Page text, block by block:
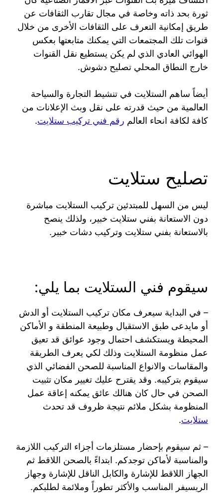
ثورة بحد ذاته وخاصة في مجال تقارب الثقافات عن
طريق إمكانية التعرف على الثقافات الأخرى من خلال
قنوات تلك المجتمعات التي يمكنك متابعتها بعكس
الهوائي العادي الذي لم يكن يستطيع نقل القنوات
خارج النطاق المحلي تصليح دشوش.
أيضاً ساهم الستلايت في تنشيط التجارة والسياحة
العالمية من حيث قدرته على نقل وبث الإعلانات من
كافة لكافة انحاء العالم رقم فني تركيب ستلايت.
تصليح ستلايت
ليس من السهل للمبتدئين تركيب الستلايت مباشرة
دون الاستعانة بفني ستلايت خبير، ولذلك ينصح
بالاستعانة بفني ستلايت وتركيب دشات خبير.
سيقوم فني الستلايت بما يلي:
– في البداية سيعرف مكان تركيب الستلايت أو الدش
أو مايدعى طبق الاستقبال وطبيعة المنطقة و الأماكن
المحيطة ويستكشف احتمال وجود عوائق قد تعيق
عمل منظومة الستلايت وذلك لكي يعرف الطريقة
والمقاسات والانواع المناسبة للصحن الفضائي الذي
سيقوم بتركيبه. وقد يقترح عليك تغيير مكان تثبيت
الصحن في حال كان هنالك عائق يمكنه إعاقة عمل
المنظومة بشكل ملائم نتيجة ظروف قد تحدث
ستلايت.
– ثم سيقوم بإحضار مستلزمات أجزاء التركيب اللازمة
والمناسبة لأماكن توجدكم. ابتداءً بالصحن اللاقط ثم
الجهاز اللاقط للإشارة والكابل الناقل للإشارة وجهاز
الريسيفر المناسب والأكثر تطوراً وملائمة لطلبكم.